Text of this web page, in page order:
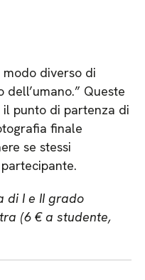
diverso di
Queste
punto di partenza di
finale
se stessi
di I e II grado
(6 € a studente,